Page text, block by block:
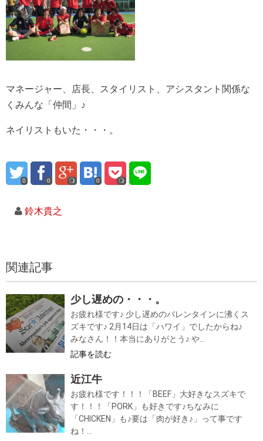
マネージャー、店長、スタイリスト、アシスタント関係な
くみんな「仲間」♪
ネイリストもいた・・・。
0 0 0
鈴木貴之
関連記事
少し遅めの・・・。
お疲れ様です♪ 少し遅めのバレンタインに沸くス
ズキです♪ 2月14日は「ハワイ」でしたからね♪
みなさん！！本当にありがとう♪ や...
記事を読む
近江牛
お疲れ様です！！！「BEEF」大好きなスズキで
す！！！「PORK」も好きです♪ちなみに
「CHICKEN」も♪要は「肉が好き♪」って事です
ね！...